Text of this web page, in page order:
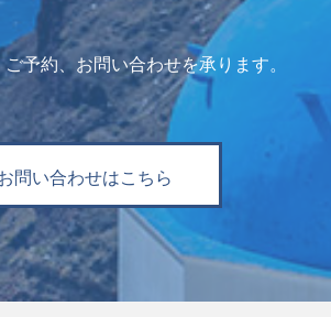
予約、お問い合わせを承ります。
問い合わせはこちら